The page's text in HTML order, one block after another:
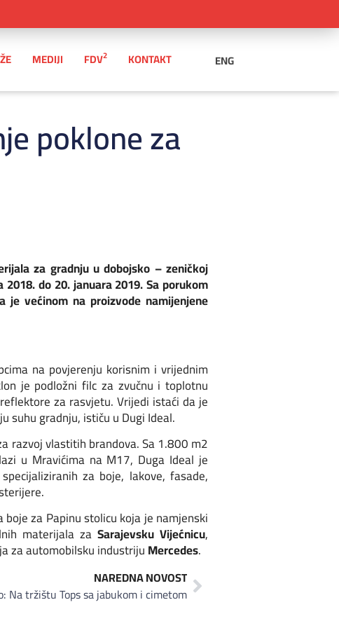
MEDIJI FDV2 KONTAKT ENG
poklone za
za gradnju u dobojsko – zeničkoj
do 20. januara 2019. Sa porukom
je većinom na proizvode namijenjene
na povjerenju korisnim i vrijednim
je podložni filc za zvučnu i toplotnu
za rasvjetu. Vrijedi istaći da je
suhu gradnju, ističu u Dugi Ideal.
razvoj vlastitih brandova. Sa 1.800 m2
u Mravićima na M17, Duga Ideal je
za boje, lakove, fasade,
za Papinu stolicu koja je namjenski
materijala za Sarajevsku Vijećnicu,
za automobilsku industrijuMercedes.
NAREDNA NOVOST
Na tržištu Tops sa jabukom i cimetom